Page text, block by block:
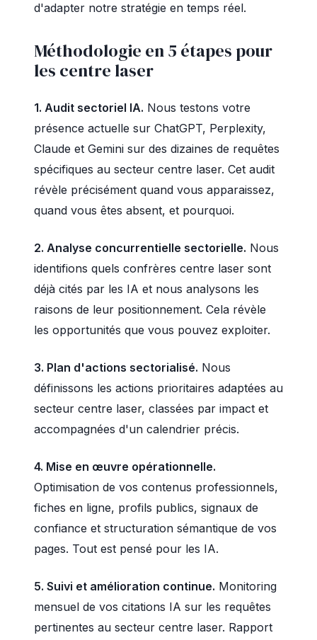
d'adapter notre stratégie en temps réel.
Méthodologie en 5 étapes pour
les centre laser
1. Audit sectoriel IA. Nous testons votre
présence actuelle sur ChatGPT, Perplexity,
Claude et Gemini sur des dizaines de requêtes
spécifiques au secteur centre laser. Cet audit
révèle précisément quand vous apparaissez,
quand vous êtes absent, et pourquoi.
2. Analyse concurrentielle sectorielle. Nous
identifions quels confrères centre laser sont
déjà cités par les IA et nous analysons les
raisons de leur positionnement. Cela révèle
les opportunités que vous pouvez exploiter.
3. Plan d'actions sectorialisé. Nous
définissons les actions prioritaires adaptées au
secteur centre laser, classées par impact et
accompagnées d'un calendrier précis.
4. Mise en œuvre opérationnelle.
Optimisation de vos contenus professionnels,
fiches en ligne, profils publics, signaux de
confiance et structuration sémantique de vos
pages. Tout est pensé pour les IA.
5. Suivi et amélioration continue. Monitoring
mensuel de vos citations IA sur les requêtes
pertinentes au secteur centre laser. Rapport